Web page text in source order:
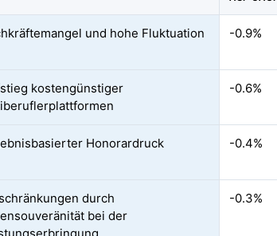
und hohe Fluktuation -0.9%
kostengünstiger
-0.6%
Honorardruck -0.4%
durch
bei der
-0.3%